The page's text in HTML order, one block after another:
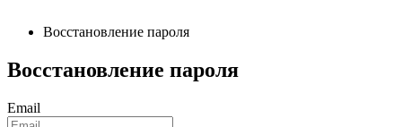
Восстановление пароля
Восстановление пароля
Email